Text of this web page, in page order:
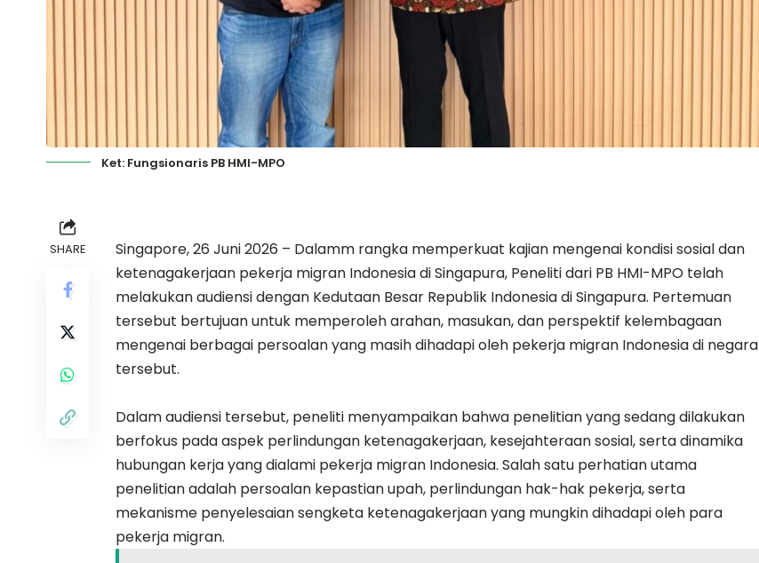
Ket: Fungsionaris PB HMI-MPO
SHARE
Singapore, 26 Juni 2026 – Dalamm rangka memperkuat kajian mengenai kondisi sosial dan
ketenagakerjaan pekerja migran Indonesia di Singapura, Peneliti dari PB HMI-MPO telah
melakukan audiensi dengan Kedutaan Besar Republik Indonesia di Singapura. Pertemuan
tersebut bertujuan untuk memperoleh arahan, masukan, dan perspektif kelembagaan
mengenai berbagai persoalan yang masih dihadapi oleh pekerja migran Indonesia di negara
tersebut.
Dalam audiensi tersebut, peneliti menyampaikan bahwa penelitian yang sedang dilakukan
berfokus pada aspek perlindungan ketenagakerjaan, kesejahteraan sosial, serta dinamika
hubungan kerja yang dialami pekerja migran Indonesia. Salah satu perhatian utama
penelitian adalah persoalan kepastian upah, perlindungan hak-hak pekerja, serta
mekanisme penyelesaian sengketa ketenagakerjaan yang mungkin dihadapi oleh para
pekerja migran.